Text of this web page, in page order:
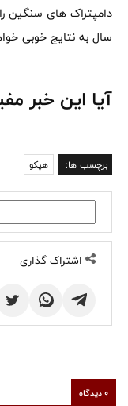
دامپتراک های سنگین
سال به نتایج خوبی
آیا این خبر
برچسب ها: هپکو
اشتراک گذاری
0 دیدگاه